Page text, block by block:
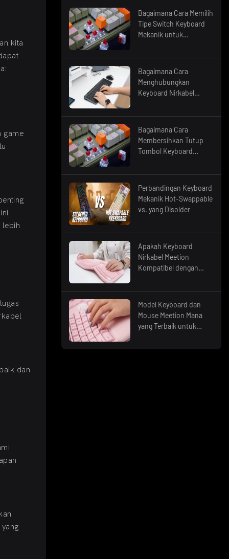
kita
game
lebih
dan
Bagaimana Cara Memilih
Tipe Switch Keyboard
Mekanik untuk
Bagaimana Cara
Menghubungkan
Keyboard Nirkabel
Komputer?
Bagaimana Cara
Membersihkan Tutup
Tombol Keyboard
Perbandingan Keyboard
Mekanik Hot-Swappable
vs. yang Disolder
Apakah Keyboard
Nirkabel Meetion
Kompatibel dengan
Model Keyboard dan
Mouse Meetion Mana
yang Terbaik untuk